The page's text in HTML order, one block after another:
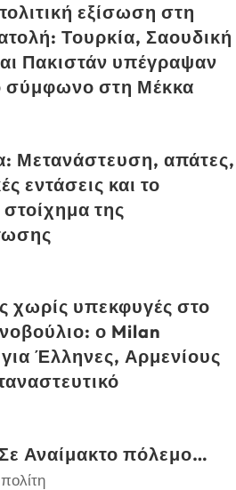
εξίσωση στη
Τουρκία, Σαουδική
Πακιστάν υπέγραψαν
σύμφωνο στη Μέκκα
Μετανάστευση, απάτες,
εντάσεις και το
της
χωρίς υπεκφυγές στο
ο Milan
Έλληνες, Αρμενίους
Αναίμακτο πόλεμο…